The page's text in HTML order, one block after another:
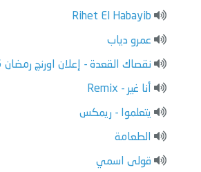
Rihet El Habayib
عمرو دياب
نقصاك القعدة - إعلان اورنچ رمضان 2026
أنا غير - Remix
يتعلموا - ريمكس
الطعامة
قولى اسمي